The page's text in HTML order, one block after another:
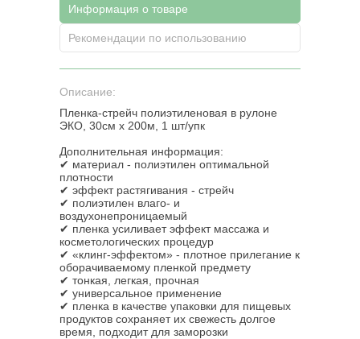
Информация о товаре
Рекомендации по использованию
Описание:
Пленка-стрейч полиэтиленовая в рулоне
ЭКО, 30см х 200м, 1 шт/упк
Дополнительная информация:
✔ материал - полиэтилен оптимальной
плотности
✔ эффект растягивания - стрейч
✔ полиэтилен влаго- и
воздухонепроницаемый
✔ пленка усиливает эффект массажа и
косметологических процедур
✔ «клинг-эффектом» - плотное прилегание к
оборачиваемому пленкой предмету
✔ тонкая, легкая, прочная
✔ универсальное применение
✔ пленка в качестве упаковки для пищевых
продуктов сохраняет их свежесть долгое
время, подходит для заморозки